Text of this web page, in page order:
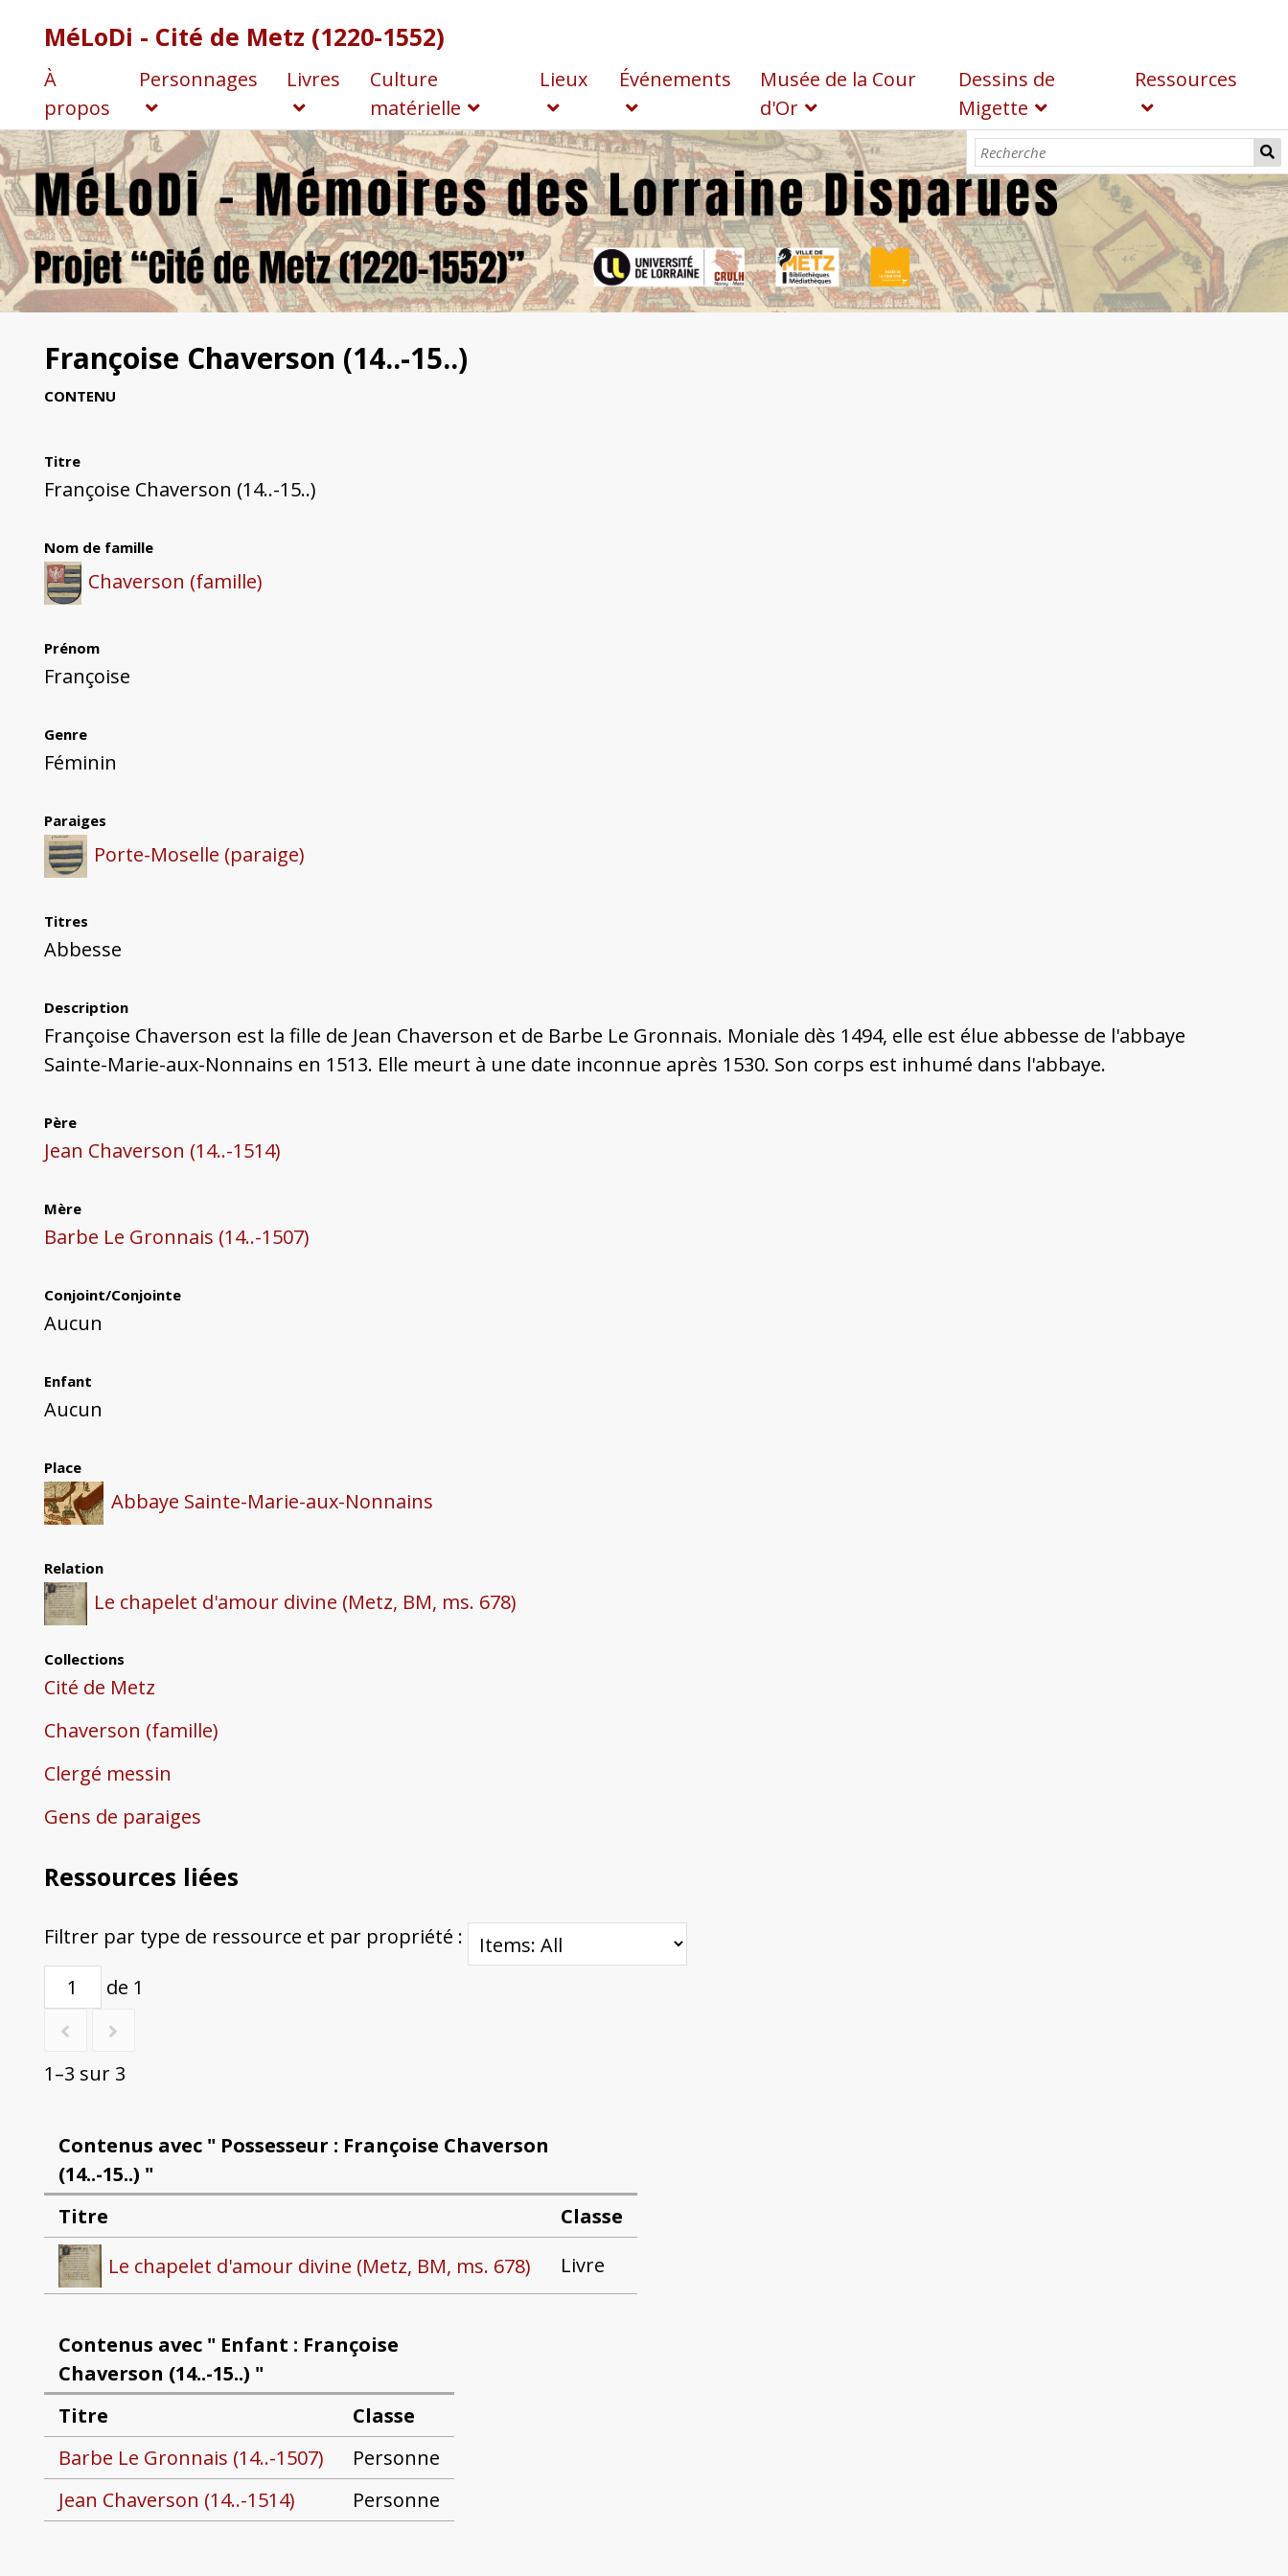
MéLoDi - Cité de Metz (1220-1552)
À
propos
Personnages Livres
Culture
matérielle
Lieux Événements
Musée de la Cour
d'Or
Dessins de
Migette
Ressources
Françoise Chaverson (14..-15..)
CONTENU
Titre
Françoise Chaverson (14..-15..)
Nom de famille
Chaverson (famille)
Prénom
Françoise
Genre
Féminin
Paraiges
Porte-Moselle (paraige)
Titres
Abbesse
Description
Françoise Chaverson est la fille de Jean Chaverson et de Barbe Le Gronnais. Moniale dès 1494, elle est élue abbesse de l'abbaye
Sainte-Marie-aux-Nonnains en 1513. Elle meurt à une date inconnue après 1530. Son corps est inhumé dans l'abbaye.
Père
Jean Chaverson (14..-1514)
Mère
Barbe Le Gronnais (14..-1507)
Conjoint/Conjointe
Aucun
Enfant
Aucun
Place
Abbaye Sainte-Marie-aux-Nonnains
Relation
Le chapelet d'amour divine (Metz, BM, ms. 678)
Collections
Cité de Metz
Chaverson (famille)
Clergé messin
Gens de paraiges
Ressources liées
Filtrer par type de ressource et par propriété :
de 1
1–3 sur 3
Contenus avec " Possesseur : Françoise Chaverson
(14..-15..) "
Titre
Classe
Le chapelet d'amour divine (Metz, BM, ms. 678)
Livre
Contenus avec " Enfant : Françoise
Chaverson (14..-15..) "
Titre
Classe
Barbe Le Gronnais (14..-1507)
Personne
Jean Chaverson (14..-1514)
Personne